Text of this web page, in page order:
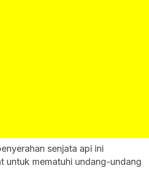
senjata api ini
untuk mematuhi undang-undang